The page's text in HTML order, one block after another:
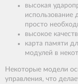
высокая
использование
просто
высокое
карта памяти
модулей в
Некоторые модели
управления, что